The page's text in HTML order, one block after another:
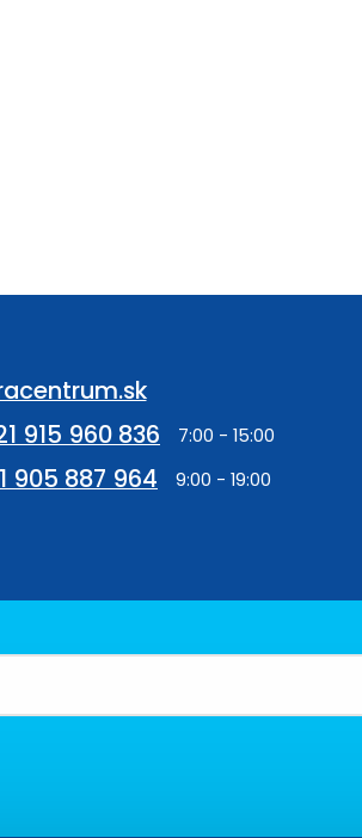
915 960 836
905 887 964